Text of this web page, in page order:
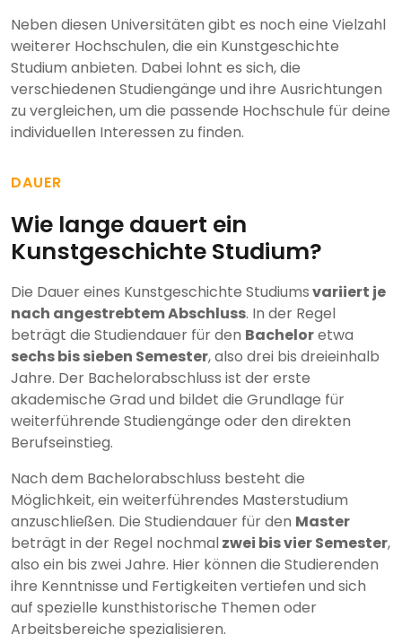
Neben diesen Universitäten gibt es noch eine Vielzahl
weiterer Hochschulen, die ein Kunstgeschichte
Studium anbieten. Dabei lohnt es sich, die
verschiedenen Studiengänge und ihre Ausrichtungen
zu vergleichen, um die passende Hochschule für deine
individuellen Interessen zu finden.
DAUER
Wie lange dauert ein
Kunstgeschichte Studium?
Die Dauer eines Kunstgeschichte Studiumsvariiert je
nach angestrebtem Abschluss. In der Regel
beträgt die Studiendauer für den Bacheloretwa
sechs bis sieben Semester, also drei bis dreieinhalb
Jahre. Der Bachelorabschluss ist der erste
akademische Grad und bildet die Grundlage für
weiterführende Studiengänge oder den direkten
Berufseinstieg.
Nach dem Bachelorabschluss besteht die
Möglichkeit, ein weiterführendes Masterstudium
anzuschließen. Die Studiendauer für den Master
beträgt in der Regel nochmalzwei bis vier Semester,
also ein bis zwei Jahre. Hier können die Studierenden
ihre Kenntnisse und Fertigkeiten vertiefen und sich
auf spezielle kunsthistorische Themen oder
Arbeitsbereiche spezialisieren.